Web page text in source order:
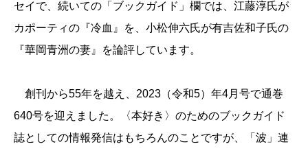
セイで、続いての「ブックガイド」欄では、江藤淳氏が
カポーティの『冷血』を、小松伸六氏が有吉佐和子氏の
『華岡青洲の妻』を論評しています。
創刊から55年を越え、2023（令和5）年4月号で通巻
640号を迎えました。〈本好き〉のためのブックガイド
誌としての情報発信はもちろんのことですが、「波」連